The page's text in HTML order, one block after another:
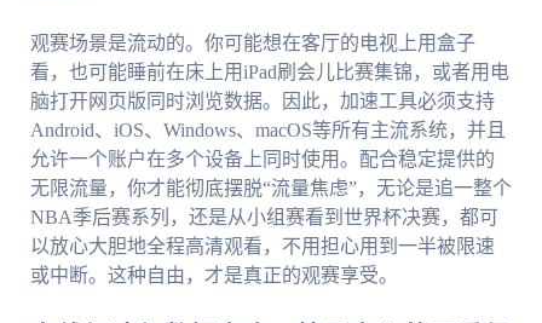
观赛场景是流动的。你可能想在客厅的电视上用盒子
看，也可能睡前在床上用iPad刷会儿比赛集锦，或者用电
脑打开网页版同时浏览数据。因此，加速工具必须支持
Android、iOS、Windows、macOS等所有主流系统，并且
允许一个账户在多个设备上同时使用。配合稳定提供的
无限流量，你才能彻底摆脱“流量焦虑”，无论是追一整个
NBA季后赛系列，还是从小组赛看到世界杯决赛，都可
以放心大胆地全程高清观看，不用担心用到一半被限速
或中断。这种自由，才是真正的观赛享受。